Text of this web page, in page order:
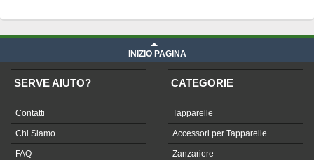
INIZIO PAGINA
SERVE AIUTO?
Contatti
Chi Siamo
FAQ
CATEGORIE
Tapparelle
Accessori per Tapparelle
Zanzariere